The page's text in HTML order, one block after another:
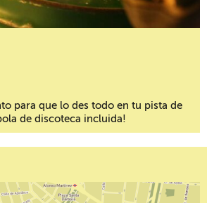
para que lo des todo en tu pista de
de discoteca incluida!